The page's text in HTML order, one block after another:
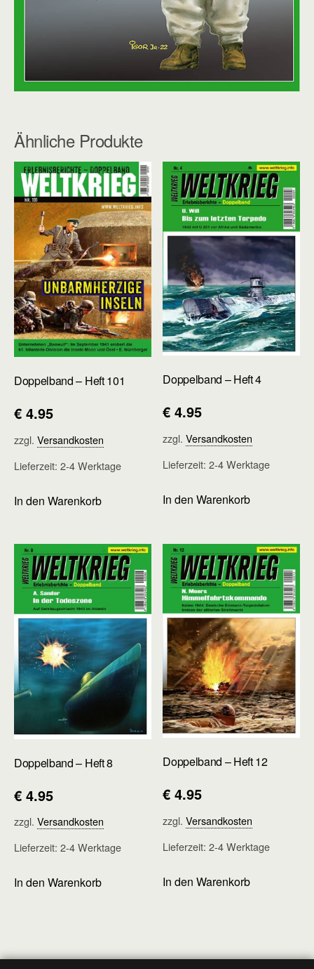
Ähnliche Produkte
Doppelband – Heft 101
€ 4.95
zzgl. Versandkosten
Lieferzeit: 2-4 Werktage
In den Warenkorb
Doppelband – Heft 4
€ 4.95
zzgl.Versandkosten
Lieferzeit:2-4 Werktage
In den Warenkorb
Doppelband – Heft 8
€ 4.95
zzgl. Versandkosten
Lieferzeit: 2-4 Werktage
In den Warenkorb
Doppelband – Heft 12
€ 4.95
zzgl.Versandkosten
Lieferzeit:2-4 Werktage
In den Warenkorb